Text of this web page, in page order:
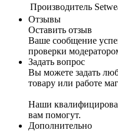
Производитель
Отзывы
Оставить отзыв
Ваше сообщение
проверки
Задать вопрос
Вы можете задать
товару или работе
Наши
вам помогут.
Дополнительно